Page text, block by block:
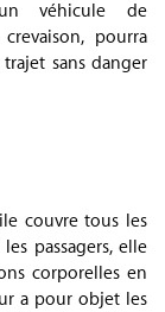
véhicule de
pourra
sans danger
couvre tous les
passagers, elle
corporelles en
a pour objet les